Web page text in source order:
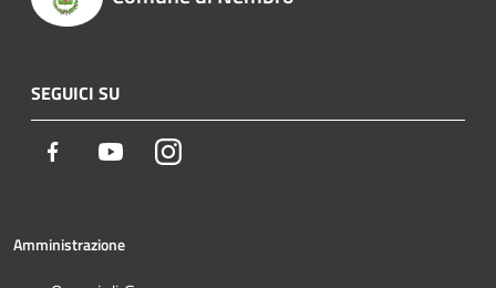
SEGUICI SU
Facebook YoutubeInstagram
Amministrazione